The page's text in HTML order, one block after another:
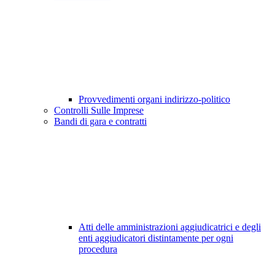
Provvedimenti organi indirizzo-politico
Controlli Sulle Imprese
Bandi di gara e contratti
Atti delle amministrazioni aggiudicatrici e degli
enti aggiudicatori distintamente per ogni
procedura